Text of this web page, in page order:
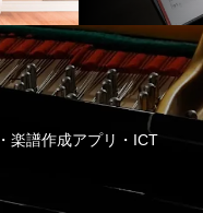
楽譜作成アプリ・ICT